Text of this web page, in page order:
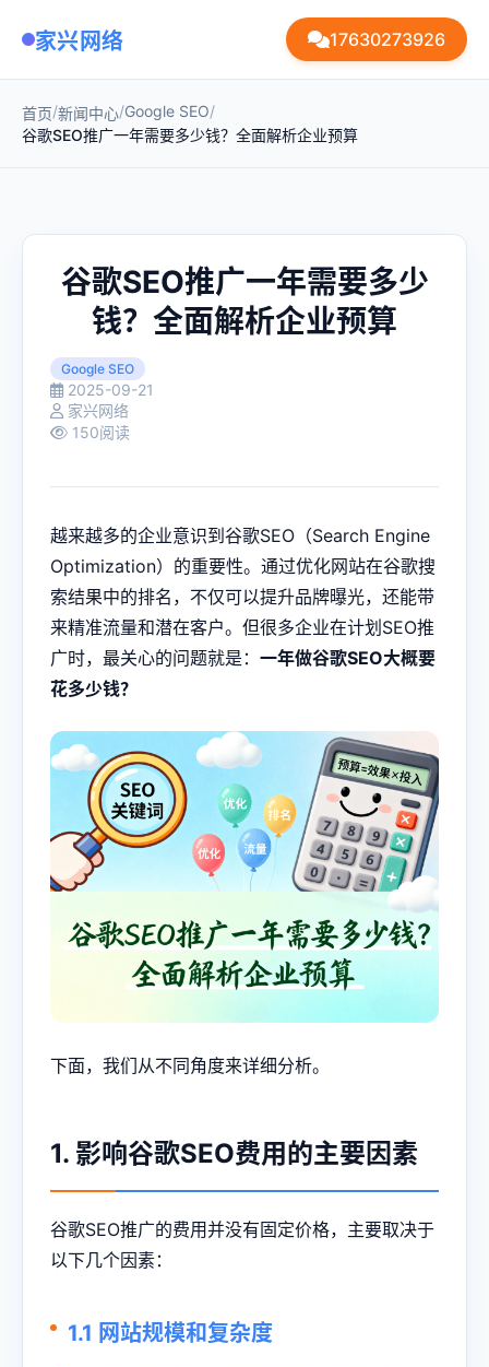
家兴网络 17630273926
首页/新闻中心/Google SEO/
谷歌SEO推广一年需要多少钱？全面解析企业预算
谷歌SEO推广一年需要多少
钱？全面解析企业预算
Google SEO
2025-09-21
家兴网络
150阅读
越来越多的企业意识到 谷歌SEO （Search Engine
Optimization）的重要性。通过优化网站在谷歌搜
索结果中的排名，不仅可以提升品牌曝光，还能带
来精准流量和潜在客户。但很多企业在计划SEO推
广时，最关心的问题就是： 一年做谷歌SEO大概要
花多少钱？
下面，我们从不同角度来详细分析。
1. 影响谷歌SEO费用的主要因素
谷歌SEO推广的费用并没有固定价格，主要取决于
以下几个因素：
1.1 网站规模和复杂度